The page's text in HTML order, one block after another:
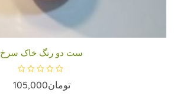
ست دو رنگ خاک سرخ
م
تومان105,000